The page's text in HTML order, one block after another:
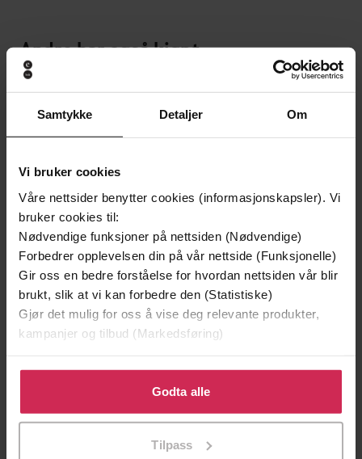
Samtykke Detaljer Om
Vi bruker cookies
Våre nettsider benytter cookies (informasjonskapsler). Vi
bruker cookies til:
Nødvendige funksjoner på nettsiden (Nødvendige)
Forbedrer opplevelsen din på vår nettside (Funksjonelle)
Gir oss en bedre forståelse for hvordan nettsiden vår blir
brukt, slik at vi kan forbedre den (Statistiske)
Gjør det mulig for oss å vise deg relevante produkter,
kampanjer og tilbud (Markedsføring)
Klikk på «Godta alle» for å gi oss ditt samtykke til å
bruke cookies for alle disse formålene. Du kan også
tilpasse ditt samtykke til spesifikke formål ved å klikke
Godta alle
Tilpass
Andre har også kjøpt
Premium
149,-